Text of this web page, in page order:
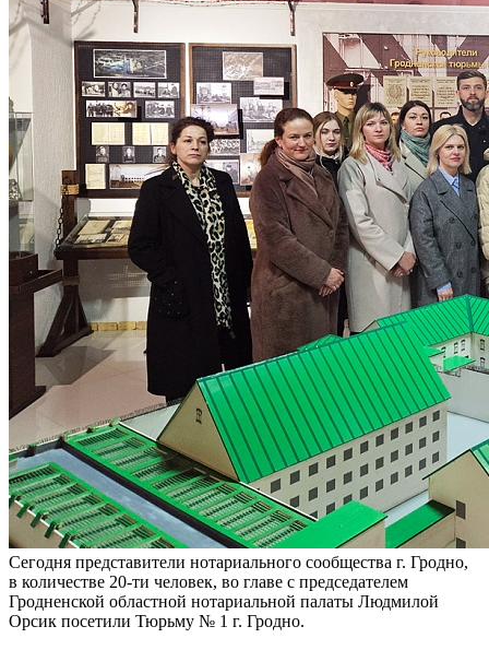
Сегодня представители нотариального сообщества г. Гродно,
в количестве 20-ти человек, во главе с председателем
Гродненской областной нотариальной палаты Людмилой
Орсик посетили Тюрьму № 1 г. Гродно.